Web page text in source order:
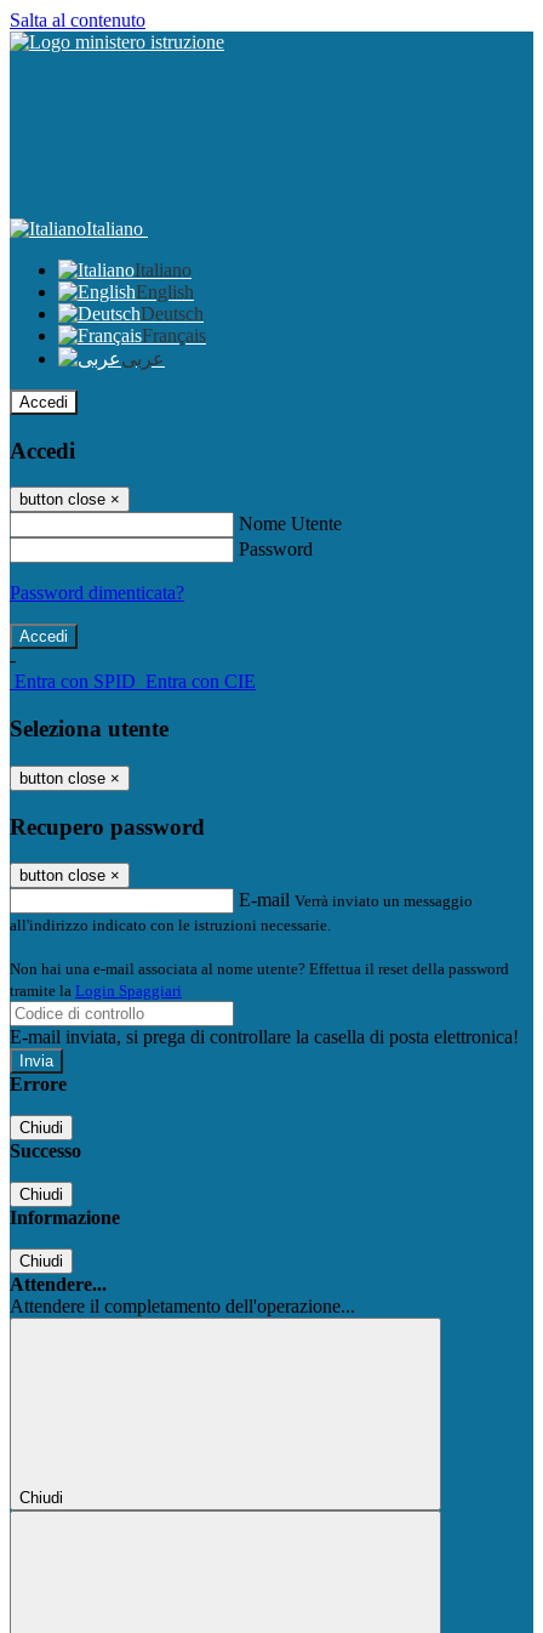
Salta al contenuto
Italiano
Italiano
English
Deutsch
Français
عربى
Accedi
Accedi
button close ×
Nome Utente
Password
Password dimenticata?
-
Entra con SPID Entra con CIE
Seleziona utente
button close ×
Recupero password
button close ×
E-mail Verrà inviato un messaggio
all'indirizzo indicato con le istruzioni necessarie.
Non hai una e-mail associata al nome utente? Effettua il reset della password
tramite la Login Spaggiari
E-mail inviata, si prega di controllare la casella di posta elettronica!
Errore
Chiudi
Successo
Chiudi
Informazione
Chiudi
Attendere...
Attendere il completamento dell'operazione...
Chiudi